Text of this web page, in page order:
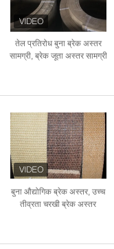
तेल प्रतिरोध बुना ब्रेक अस्तर
सामग्री, ब्रेक जूता अस्तर सामग्री
बुना औद्योगिक ब्रेक अस्तर, उच्च
तीव्रता चरखी ब्रेक अस्तर